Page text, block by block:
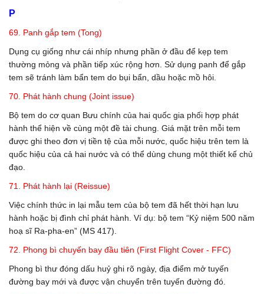
P
69. Panh gắp tem (Tong)
Dụng cụ giống như cái nhíp nhưng phần ở đầu để kẹp tem
thường mỏng và phần tiếp xúc rộng hơn. Sử dụng panh để gắp
tem sẽ tránh làm bẩn tem do bụi bẩn, dầu hoặc mồ hôi.
70. Phát hành chung (Joint issue)
Bộ tem do cơ quan Bưu chính của hai quốc gia phối hợp phát
hành thể hiện về cùng một đề tài chung. Giá mặt trên mỗi tem
được ghi theo đơn vị tiền tệ của mỗi nước, quốc hiệu trên tem là
quốc hiệu của cả hai nước và có thể dùng chung một thiết kế chủ
đạo.
71. Phát hành lại (Reissue)
Việc chính thức in lại mẫu tem của bộ tem đã hết thời hạn lưu
hành hoặc bị đình chỉ phát hành. Ví dụ: bộ tem “Kỷ niệm 500 năm
hoạ sĩ Ra-pha-en” (MS 417).
72. Phong bì chuyến bay đầu tiên (First Flight Cover - FFC)
Phong bì thư đóng dấu huỷ ghi rõ ngày, địa điểm mở tuyến
đường bay mới và được vận chuyển trên tuyến đường đó.